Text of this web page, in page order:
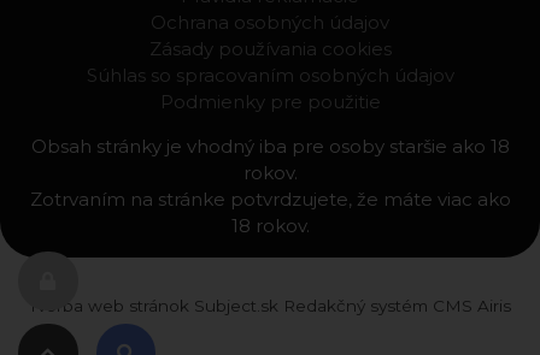
Ochrana osobných údajov
Zásady používania cookies
Súhlas so spracovaním osobných údajov
Podmienky pre použitie
Obsah stránky je vhodný iba pre osoby staršie ako 18
rokov.
Zotrvaním na stránke potvrdzujete, že máte viac ako
18 rokov.
Tvorba web stránok Subject.sk Redakčný systém CMS Airis